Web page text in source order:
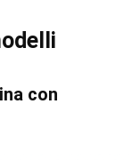
con